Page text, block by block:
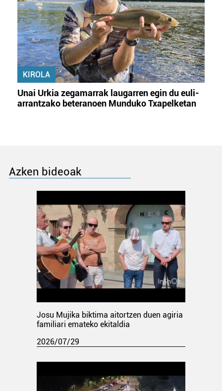
KIROLA
Unai Urkia zegamarrak laugarren egin du euli-
arrantzako beteranoen Munduko Txapelketan
Azken bideoak
Josu Mujika biktima aitortzen duen agiria
familiari emateko ekitaldia
2026/07/29